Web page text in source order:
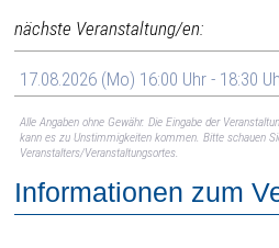
nächste Veranstaltung/en:
17.08.2026 (Mo) 16:00 Uhr - 18:30
Alle Angaben ohne Gewähr. Die Eingabe der
kann es zu Unstimmigkeiten kommen. Bitte schauen
Veranstalters/Veranstaltungsortes.
Informationen zum